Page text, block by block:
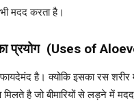
मदद करता है।
प्रयोग(Uses of
है। क्योकि इसका रस शरीर
है जो बीमारियों से लड़ने में